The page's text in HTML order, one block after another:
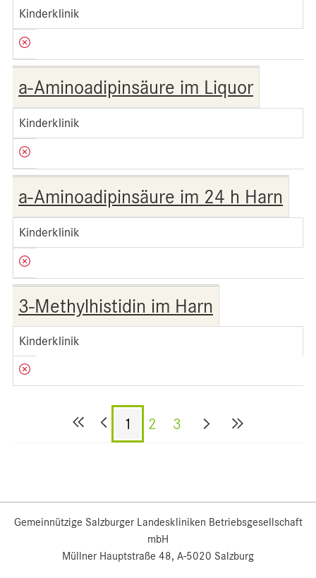
Kinderklinik
a-Aminoadipinsäure im Liquor
Kinderklinik
a-Aminoadipinsäure im 24 h Harn
Kinderklinik
3-Methylhistidin im Harn
Kinderklinik
1 2 3
Gemeinnützige Salzburger Landeskliniken Betriebsgesellschaft
mbH
Müllner Hauptstraße 48, A-5020 Salzburg